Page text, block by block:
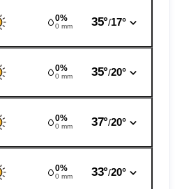
0%
0 mm 35°/17°
0%
0 mm 35°/20°
0%
0 mm 37°/20°
0%
0 mm 33°/20°